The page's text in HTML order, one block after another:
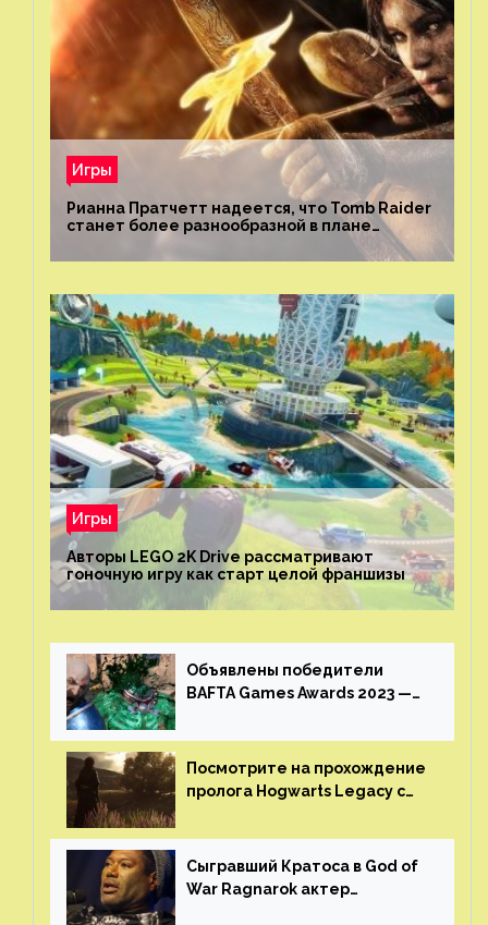
Игры
Рианна Пратчетт надеется, что Tomb Raider
станет более разнообразной в плане
репрезентации
Игры
Авторы LEGO 2K Drive рассматривают
гоночную игру как старт целой франшизы
Объявлены победители
BAFTA Games Awards 2023 —
получила шесть наград
Посмотрите на прохождение
пролога Hogwarts Legacy с
GamesVoice показала первые
результаты своего труда
Сыгравший Кратоса в God of
War Ragnarok актер